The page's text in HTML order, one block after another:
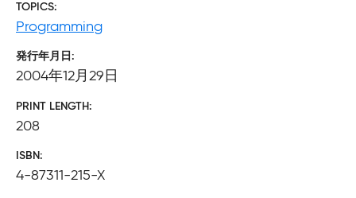
TOPICS
Programming
発行年月日
2004年12月29日
PRINT LENGTH
208
ISBN
4-87311-215-X